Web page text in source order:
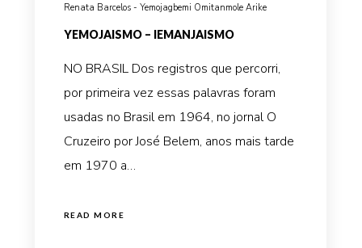
Renata Barcelos - Yemojagbemi Omitanmole Arike
YEMOJAISMO – IEMANJAISMO
NO BRASIL Dos registros que percorri,
por primeira vez essas palavras foram
usadas no Brasil em 1964, no jornal O
Cruzeiro por José Belem, anos mais tarde
em 1970 a…
READ MORE